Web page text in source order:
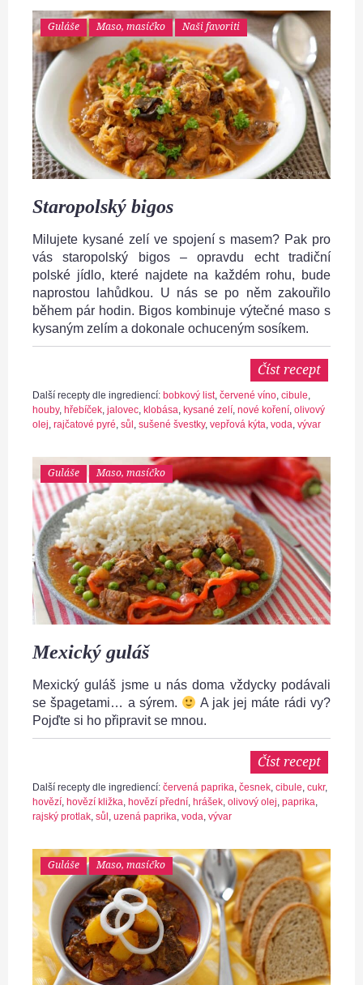
Guláše Maso, masíčko Naši favoriti
Staropolský bigos
Milujete kysané zelí ve spojení s masem? Pak pro
vás staropolský bigos – opravdu echt tradiční
polské jídlo, které najdete na každém rohu, bude
naprostou lahůdkou. U nás se po něm zakouřilo
během pár hodin. Bigos kombinuje výtečné maso s
kysaným zelím a dokonale ochuceným sosíkem.
Číst recept
Další recepty dle ingrediencí: bobkový list, červené víno, cibule,
houby, hřebíček, jalovec, klobása, kysané zelí, nové koření, olivový
olej, rajčatové pyré, sůl , sušené švestky, vepřová kýta, voda, vývar
Guláše Maso, masíčko
Mexický guláš
Mexický guláš jsme u nás doma vždycky podávali
se špagetami… a sýrem.
A jak jej máte rádi vy?
Pojďte si ho připravit se mnou.
Číst recept
Další recepty dle ingrediencí: červená paprika, česnek, cibule, cukr,
hovězí, hovězí kližka, hovězí přední, hrášek, olivový olej, paprika,
rajský protlak, sůl , uzená paprika, voda, vývar
Guláše Maso, masíčko